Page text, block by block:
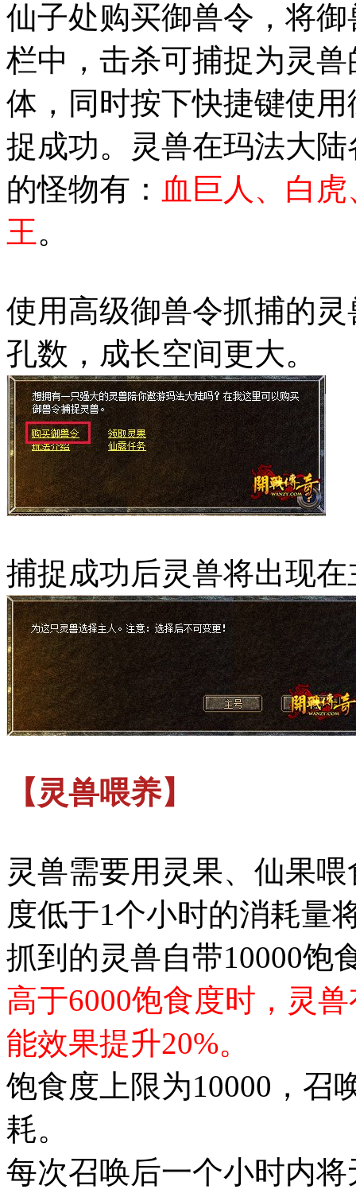
仙子处购买御兽令，将
栏中，击杀可捕捉为灵
体，同时按下快捷键使
捉成功。灵兽在玛法大
的怪物有： 血巨人、白
王。
使用高级御兽令抓捕的
孔数，成长空间更大。
捕捉成功后灵兽将出现
【灵兽喂养】
灵兽需要用灵果、仙果
度低于1个小时的消耗量
抓到的灵兽自带10000饱
高于6000饱食度时，灵
能效果提升20%。
饱食度上限为10000，召
耗。
每次召唤后一个小时内